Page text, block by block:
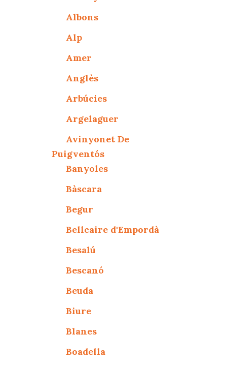
Albons
Alp
Amer
Anglès
Arbúcies
Argelaguer
Avinyonet De
Puigventós
Banyoles
Bàscara
Begur
Bellcaire d'Empordà
Besalú
Bescanó
Beuda
Biure
Blanes
Boadella